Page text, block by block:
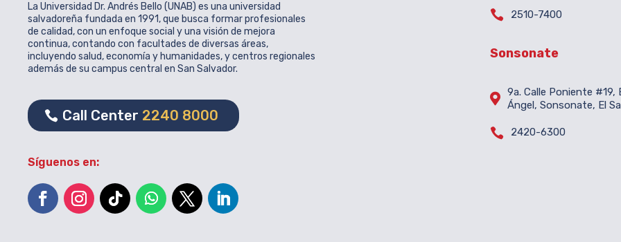
La Universidad Dr. Andrés Bello (UNAB) es una universidad
salvadoreña fundada en 1991, que busca formar profesionales
de calidad, con un enfoque social y una visión de mejora
continua, contando con facultades de diversas áreas,
incluyendo salud, economía y humanidades, y centros regionales
además de su campus central en San Salvador.
Call Center 2240 8000
Síguenos en:
 2510-7400
Sonsonate
 9a. Calle Poniente #19,
Ángel, Sonsonate, El
 2420-6300